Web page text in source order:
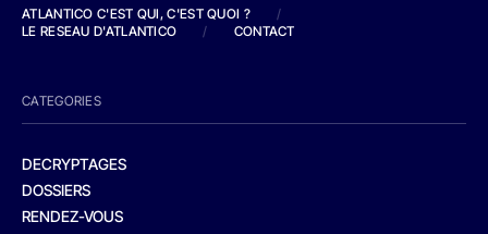
ATLANTICO C'EST QUI, C'EST QUOI ?
/
LE RESEAU D'ATLANTICO
/ CONTACT
CATEGORIES
DECRYPTAGES
DOSSIERS
RENDEZ-VOUS